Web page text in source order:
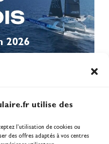
utilise des
l’utilisation de cookies ou
des offres adaptés à vos centres
2026
média